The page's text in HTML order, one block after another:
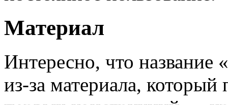
Материал
Интересно, что название
из-за материала, который